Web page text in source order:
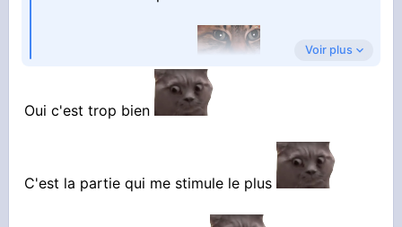
ca ma coupé l'appétie
Voir plus
Oui c'est trop bien
C'est la partie qui me stimule le plus